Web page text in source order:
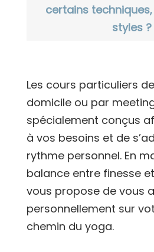
certains
styles ?
Les cours particuliers
domicile ou par
spécialement conçus
à vos besoins et de
rythme personnel. En
balance entre finesse
vous propose de vous
personnellement sur
chemin du yoga.